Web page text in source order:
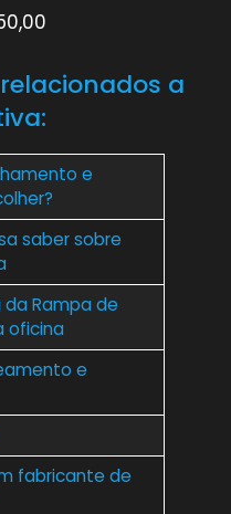
a
e
saber sobre
Rampa de
oficina
e
fabricante de